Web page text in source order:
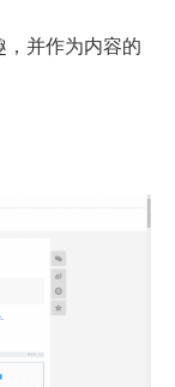
，并作为内容的